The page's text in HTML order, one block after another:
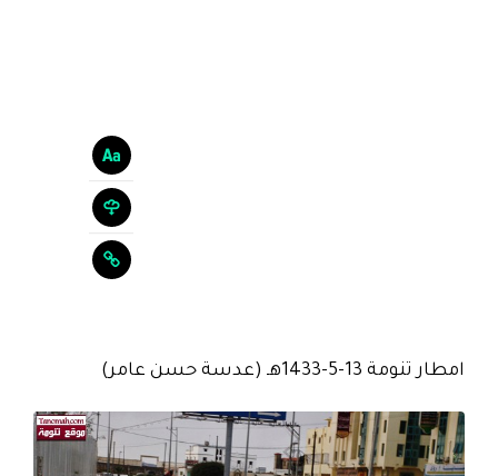
امطار تنومة 13-5-1433هـ (عدسة حسن عامر)